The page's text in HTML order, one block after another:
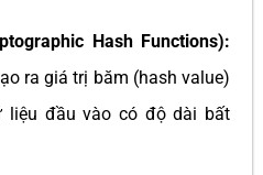
Hash Functions):
ra giá trị băm (hash value)
đầu vào có độ dài bất